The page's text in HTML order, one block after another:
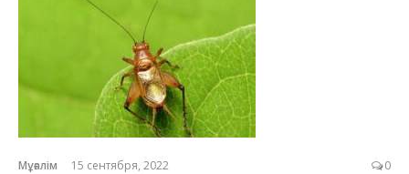
Мұғалім 15 сентября, 2022 0